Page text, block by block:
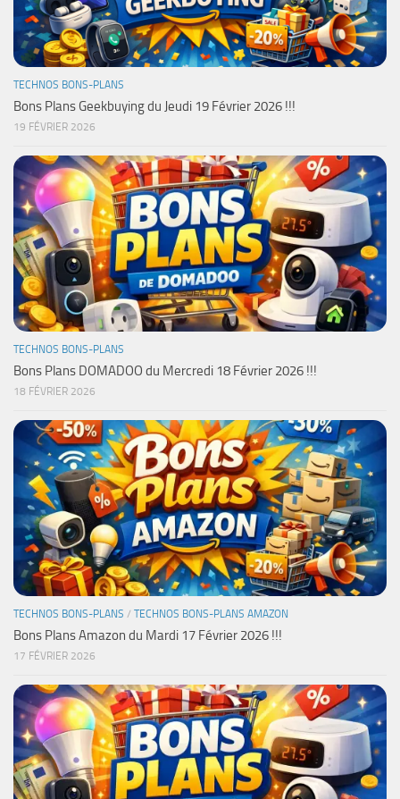
TECHNOS BONS-PLANS
Bons Plans Geekbuying du Jeudi 19 Février 2026 !!!
19 FÉVRIER 2026
TECHNOS BONS-PLANS
Bons Plans DOMADOO du Mercredi 18 Février 2026 !!!
18 FÉVRIER 2026
TECHNOS BONS-PLANS / TECHNOS BONS-PLANS AMAZON
Bons Plans Amazon du Mardi 17 Février 2026 !!!
17 FÉVRIER 2026